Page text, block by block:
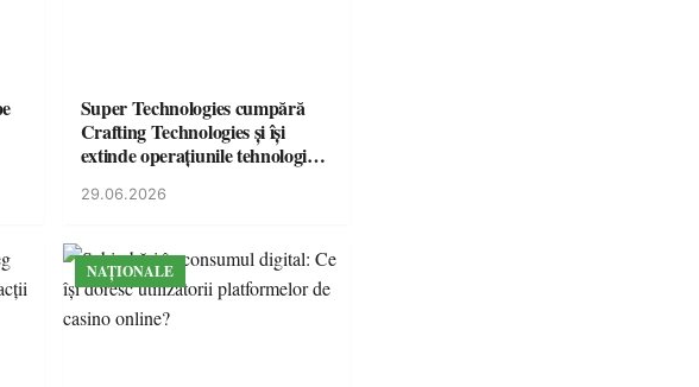
Super Technologies cumpără
Crafting Technologies și își
extinde operațiunile tehnologice
29.06.2026
NAȚIONALE